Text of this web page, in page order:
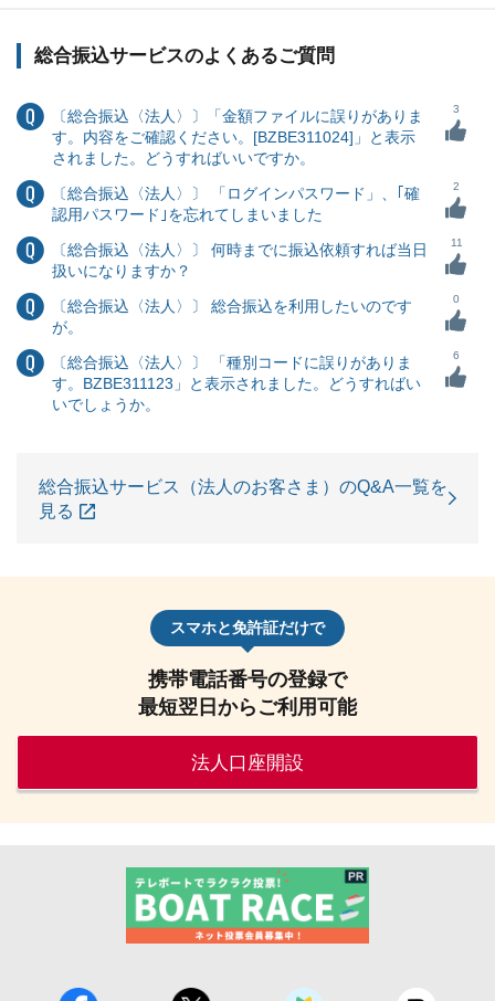
総合振込サービスのよくあるご質問
〔総合振込〈法人〉〕「金額ファイルに誤りがありま
す。内容をご確認ください。[BZBE311024]」と表示
されました。どうすればいいですか。
3
〔総合振込〈法人〉〕 「ログインパスワード」、｢確
認用パスワード｣を忘れてしまいました
2
〔総合振込〈法人〉〕 何時までに振込依頼すれば当日
扱いになりますか？
11
〔総合振込〈法人〉〕 総合振込を利用したいのです
が。
0
〔総合振込〈法人〉〕 「種別コードに誤りがありま
す。BZBE311123」と表示されました。どうすればい
いでしょうか。
6
総合振込サービス（法人のお客さま）のQ&A一覧を
見る
スマホと免許証だけで
携帯電話番号の登録で
最短翌日からご利用可能
法人口座開設